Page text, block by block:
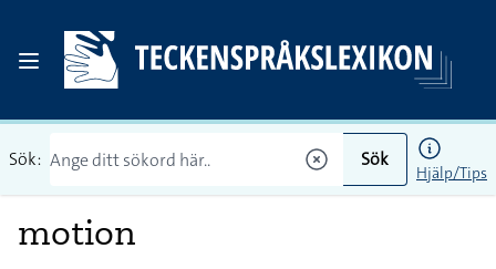
Sök: Sök
Hjälp/Tips
motion